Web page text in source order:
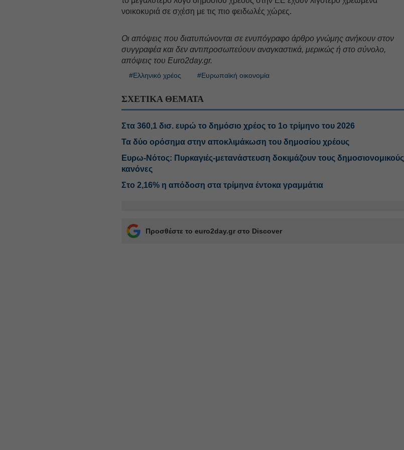
νοικοκυριά σε σχέση με τις πιο φειδωλές χώρες.
Oι απόψεις που διατυπώνονται σε ενυπόγραφο άρθρο γνώμης ανήκουν στον
συγγραφέα και δεν αντιπροσωπεύουν αναγκαστικά, μερικώς ή στο σύνολο,
απόψεις του Euro2day.gr.
#Ελληνικό χρέος #Ευρωπαϊκή οικονομία
ΣΧΕΤΙΚΑ ΘΕΜΑΤΑ
Στα 360,1 δισ. ευρώ το δημόσιο χρέος το 1ο τρίμηνο του 2026
Τα δύο ορόσημα στην αποκλιμάκωση του δημοσίου χρέους
Ευρω-Νότος: Πυρκαγιές-μετανάστευση δοκιμάζουν τους δημοσιονομικούς
κανόνες
Στο 2,16% η απόδοση στα τρίμηνα έντοκα γραμμάτια
Προσθέστε το euro2day.gr στο Discover